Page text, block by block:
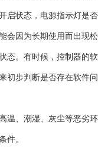
启状态，电源指示灯是
会因为长期使用而出现
态。有时候，控制器的
初步判断是否存在软件
温、潮湿、灰尘等恶劣
件。